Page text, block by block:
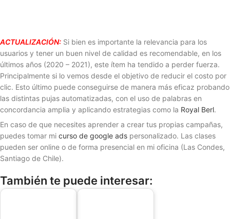
ACTUALIZACIÓN: Si bien es importante la relevancia para los
usuarios y tener un buen nivel de calidad es recomendable, en los
últimos años (2020 – 2021), este ítem ha tendido a perder fuerza.
Principalmente si lo vemos desde el objetivo de reducir el costo por
clic. Esto último puede conseguirse de manera más eficaz probando
las distintas pujas automatizadas, con el uso de palabras en
concordancia amplia y aplicando estrategias como la Royal Berl.
En caso de que necesites aprender a crear tus propias campañas,
puedes tomar mi curso de google ads personalizado. Las clases
pueden ser online o de forma presencial en mi oficina (Las Condes,
Santiago de Chile).
También te puede interesar: